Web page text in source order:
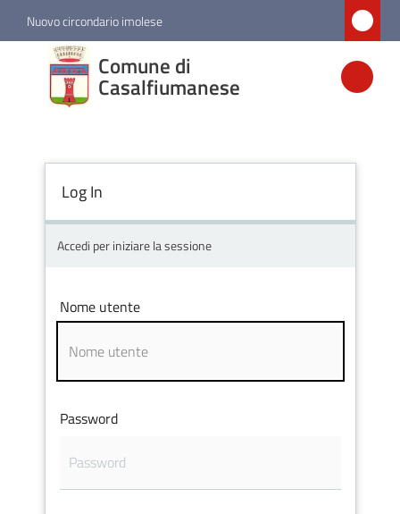
Vai al contenuto
Vai alla navigazione
Vai al footer
Nuovo circondario imolese
Comune di
Casalfiumanese
Comune di
Casalfiumanese
Amministrazione
Novità
Vivere
Casalfiumanese
5x1000
Log In
Accedi per iniziare la sessione
Nome utente
Password